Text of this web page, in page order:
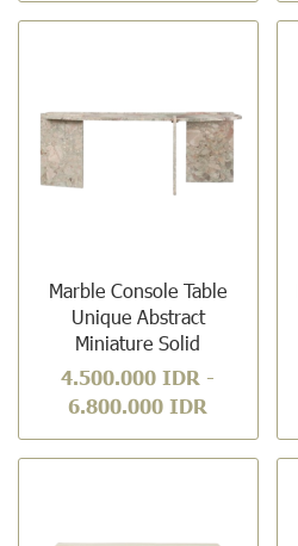
Marble Console Table
Unique Abstract
Miniature Solid
4.500.000 IDR -
6.800.000 IDR